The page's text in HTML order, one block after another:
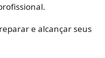
e alcançar seus